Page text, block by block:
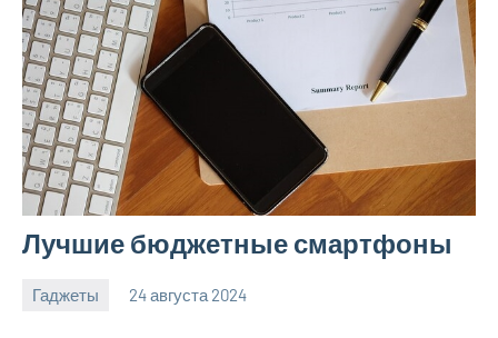
Лучшие бюджетные смартфоны
Гаджеты 24 августа 2024
motorhog_ru
Нет